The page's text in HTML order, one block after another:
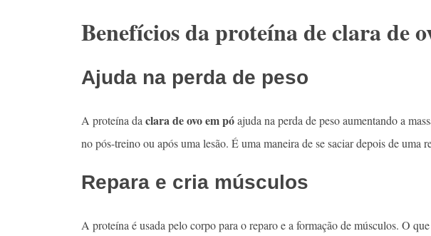
Benefícios da proteína de clara de
Ajuda na perda de peso
A proteína daclara de ovo em póajuda na perda de peso aumentando a
no pós-treino ou após uma lesão. É uma maneira de se saciar depois de uma
Repara e cria músculos
A proteína é usada pelo corpo para o reparo e a formação de músculos. O